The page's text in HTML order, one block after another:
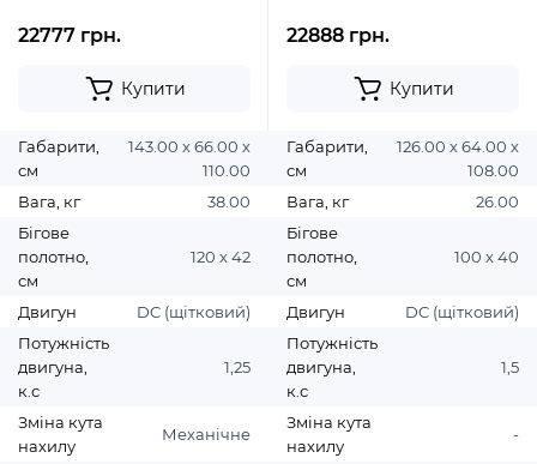
22777 грн.
Купити
Габарити,
см
143.00 х 66.00 х
110.00
Вага, кг
38.00
Бігове
полотно,
см
120 х 42
Двигун
DC (щітковий)
Потужність
двигуна,
к.с
1,25
Зміна кута
нахилу
Механічне
22888 грн.
Купити
Габарити,
см
126.00 х 64.00 х
108.00
Вага, кг
26.00
Бігове
полотно,
см
100 х 40
Двигун
DC (щітковий)
Потужність
двигуна,
к.с
1,5
Зміна кута
нахилу
-